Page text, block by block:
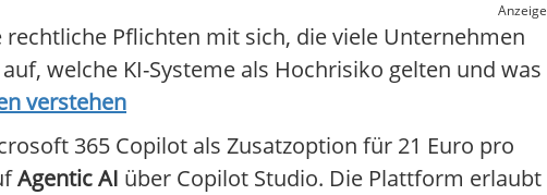
Anzeige
Pflichten mit sich, die viele Unternehmen
welche KI-Systeme als Hochrisiko gelten und was
verstehen
365 Copilot als Zusatzoption für 21 Euro pro
Agentic AI über Copilot Studio. Die Plattform erlaubt